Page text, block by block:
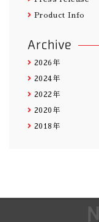
Product Info
Archive
2026年
2024年
2022年
2020年
2018年